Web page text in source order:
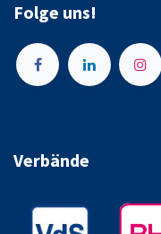
Folge uns!
Verbände